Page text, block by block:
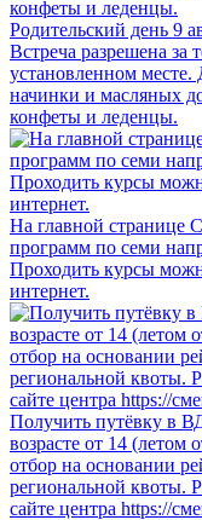
Родительский день 9
Встреча разрешена за
установленном месте.
начинки и масляных
конфеты и леденцы.
На главной странице
программ по семи
Проходить курсы
интернет.
Получить путёвку в
возрасте от 14 (летом
отбор на основании
региональной квоты.
сайте центра https://